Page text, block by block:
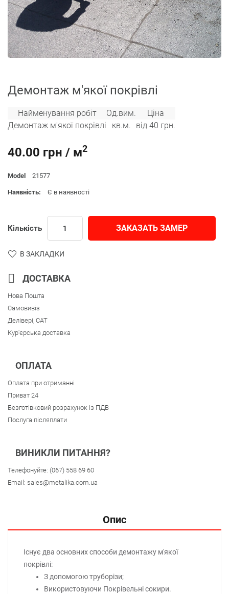
Демонтаж м'якої покрівлі
Найменування робіт Од.вим.
Ціна
Демонтаж м'якої покрівлі
кв.м. від 40 грн.
40.00 грн / м2
Model 21577
Наявність: Є в наявності
Кількість ЗАКАЗАТЬ ЗАМЕР
В ЗАКЛАДКИ
ДОСТАВКА
Нова Пошта
Самовивіз
Делівері, CAT
Кур'єрська доставка
ОПЛАТА
Оплата при отриманні
Приват 24
Безготівковий розрахунок із ПДВ
Послуга післяплати
ВИНИКЛИ ПИТАННЯ?
Телефонуйте: (067) 558 69 60
Email: sales@metalika.com.ua
Опис
Існує два основних способи демонтажу м'якої
покрівлі:
З допомогою труборізи;
Використовуючи Покрівельні сокири.